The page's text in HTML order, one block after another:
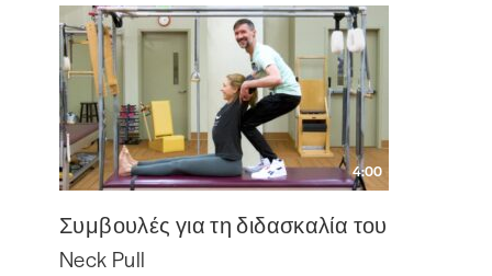
4:00
Συμβουλές για τη διδασκαλία του
Neck Pull